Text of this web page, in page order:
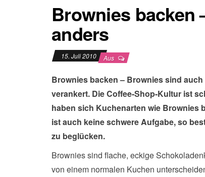
Brownies backen
anders
15. Juli 2010 Aus
Brownies backen – Brownies sind
verankert. Die Coffee-Shop-Kultur ist
haben sich Kuchenarten wie Brownies
ist auch keine schwere Aufgabe, so
zu beglücken.
Brownies sind flache, eckige
von einem normalen Kuchen